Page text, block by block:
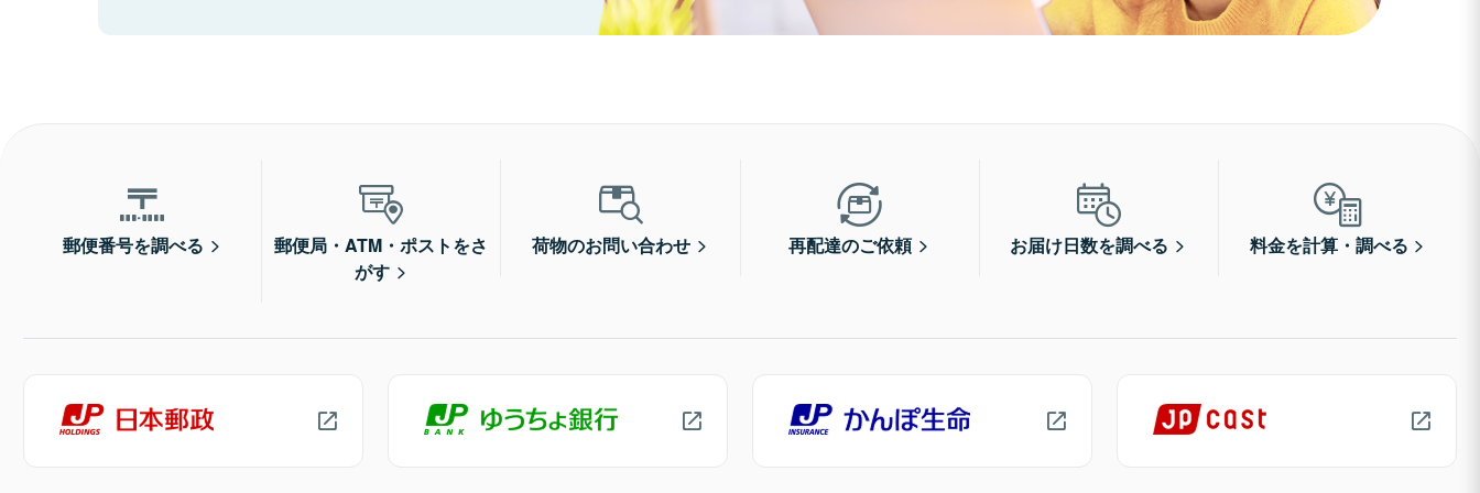
郵便番号を調べる
郵便局・ATM・ポストをさ
がす
荷物のお問い合わせ 再配達のご依頼 お届け日数を調べる 料金を計算・調べる